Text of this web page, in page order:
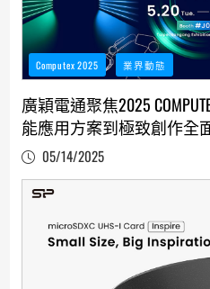
Computex 2025 業界動態
廣穎電通聚焦2025
能應用方案到極致創作全
05/14/2025